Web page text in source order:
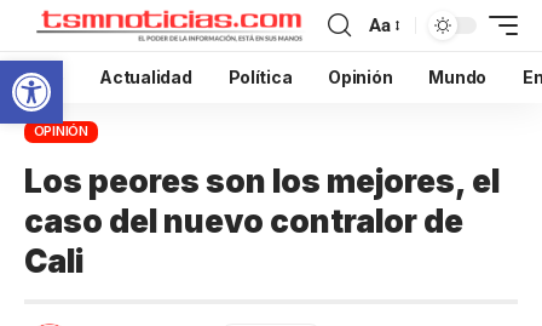
Abrir barra de herramientas
Aa
Inicio Actualidad Política Opinión Mundo
OPINIÓN
Los peores son los mejores, el
caso del nuevo contralor de
Cali